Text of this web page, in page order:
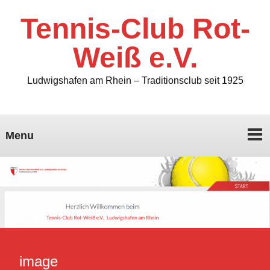
Tennis-Club Rot-
Weiß e.V.
Ludwigshafen am Rhein – Traditionsclub seit 1925
Menu
image